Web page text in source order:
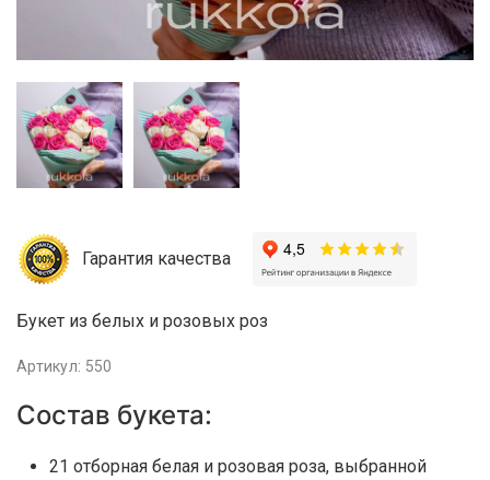
Гарантия качества
Букет из белых и розовых роз
Артикул: 550
Состав букета:
21 отборная белая и розовая роза, выбранной